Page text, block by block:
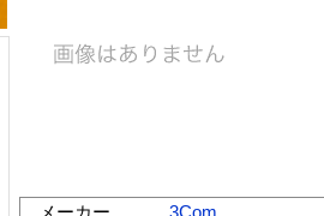
メーカー
3Com